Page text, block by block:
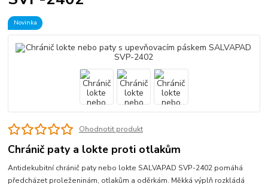
Novinka
Ohodnotit produkt
Chránič paty a lokte proti otlakům
Antidekubitní chránič paty nebo lokte SALVAPAD SVP-2402 pomáhá
předcházet proleženinám, otlakům a oděrkám. Měkká výplň rozkládá